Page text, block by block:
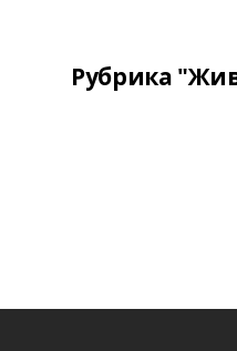
Рубрика